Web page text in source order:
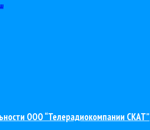
ООО “Телерадиокомпании СКАТ”